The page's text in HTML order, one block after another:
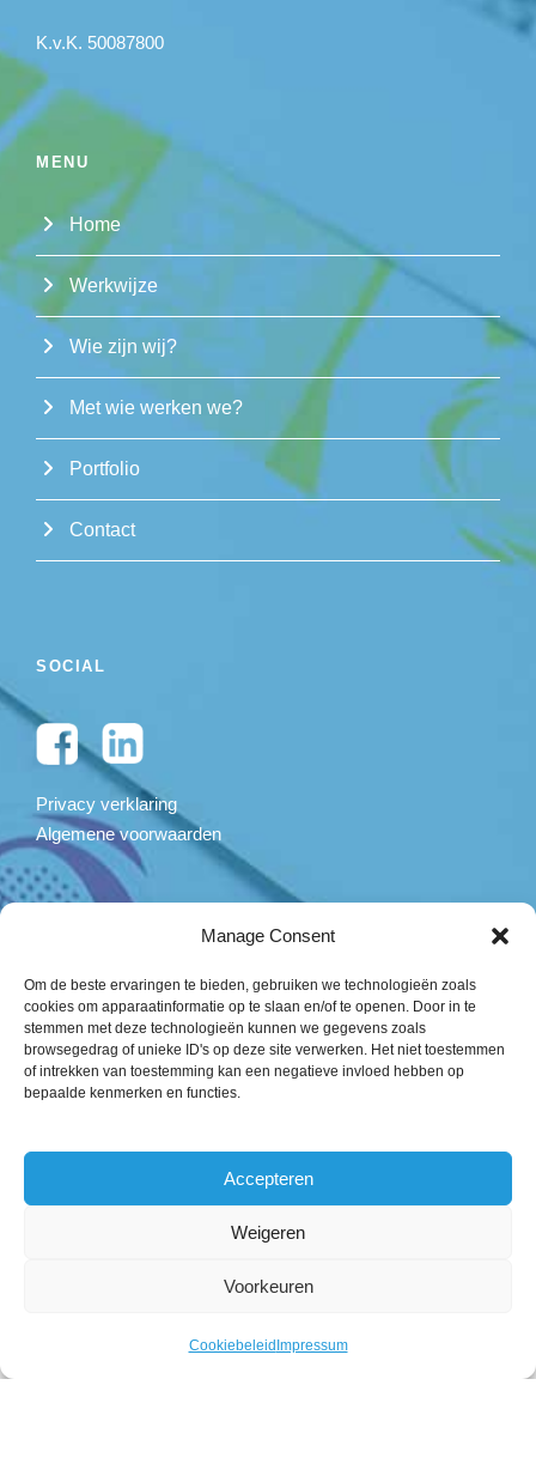
Manage Consent
Om de beste ervaringen te bieden, gebruiken we technologieën zoals
cookies om apparaatinformatie op te slaan en/of te openen. Door in te
stemmen met deze technologieën kunnen we gegevens zoals
browsegedrag of unieke ID's op deze site verwerken. Het niet toestemmen
of intrekken van toestemming kan een negatieve invloed hebben op
bepaalde kenmerken en functies.
Accepteren
Weigeren
Voorkeuren
Cookiebeleid Impressum
K.v.K. 50087800
MENU
Home
Werkwijze
Wie zijn wij?
Met wie werken we?
Portfolio
Contact
SOCIAL
Privacy verklaring
Algemene voorwaarden
DOORINDICIA